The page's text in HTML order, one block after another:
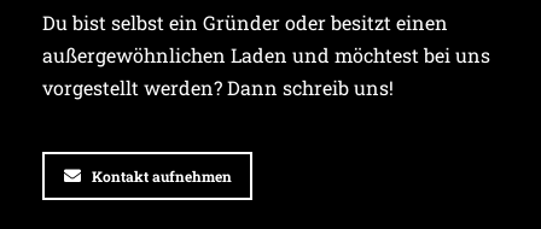
Du bist selbst ein Gründer oder besitzt einen
außergewöhnlichen Laden und möchtest bei uns
vorgestellt werden? Dann schreib uns!
Kontakt aufnehmen